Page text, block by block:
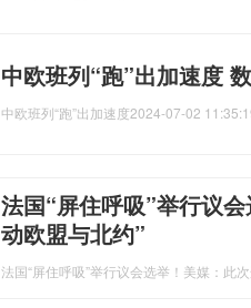
中欧班列“跑”出加速度
中欧班列“跑”出加速度2024-07-02
法国“屏住呼吸”举行议
动欧盟与北约”
法国“屏住呼吸”举行议会选举！美媒：此